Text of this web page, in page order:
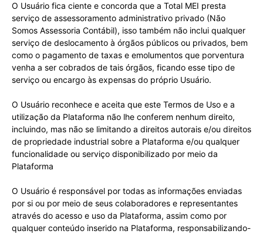
O Usuário fica ciente e concorda que a Total MEI presta
serviço de assessoramento administrativo privado (Não
Somos Assessoria Contábil), isso também não inclui qualquer
serviço de deslocamento à órgãos públicos ou privados, bem
como o pagamento de taxas e emolumentos que porventura
venha a ser cobrados de tais órgãos, ficando esse tipo de
serviço ou encargo às expensas do próprio Usuário.
O Usuário reconhece e aceita que este Termos de Uso e a
utilização da Plataforma não lhe conferem nenhum direito,
incluindo, mas não se limitando a direitos autorais e/ou direitos
de propriedade industrial sobre a Plataforma e/ou qualquer
funcionalidade ou serviço disponibilizado por meio da
Plataforma
O Usuário é responsável por todas as informações enviadas
por si ou por meio de seus colaboradores e representantes
através do acesso e uso da Plataforma, assim como por
qualquer conteúdo inserido na Plataforma, responsabilizando-